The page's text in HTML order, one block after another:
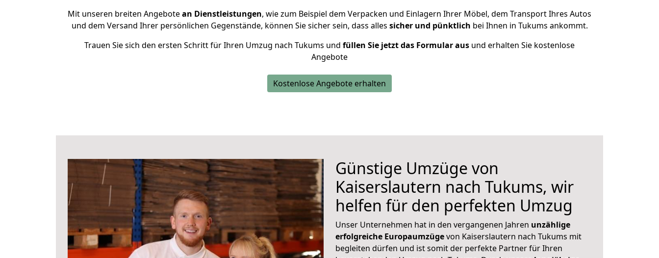
Mit unseren breiten Angebotean Dienstleistungen, wie zum Beispiel dem Verpacken und Einlagern Ihrer Möbel, dem Transport Ihres Autos
und dem Versand Ihrer persönlichen Gegenstände, können Sie sicher sein, dass alles sicher und pünktlich bei Ihnen in Tukums ankommt.
Trauen Sie sich den ersten Schritt für Ihren Umzug nach Tukums und füllen Sie jetzt das Formular aus und erhalten Sie kostenlose
Angebote
Kostenlose Angebote erhalten
Günstige Umzüge von
Kaiserslautern nach Tukums, wir
helfen für den perfekten Umzug
Unser Unternehmen hat in den vergangenen Jahren unzählige
erfolgreiche Europaumzügevon Kaiserslautern nach Tukums mit
begleiten dürfen und ist somit der perfekte Partner für Ihren